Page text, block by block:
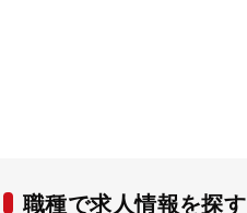
職種で求人情報を探す